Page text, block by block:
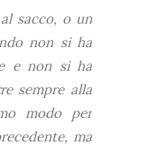
sacco, o un
non si ha
e non si ha
sempre alla
modo per
ma